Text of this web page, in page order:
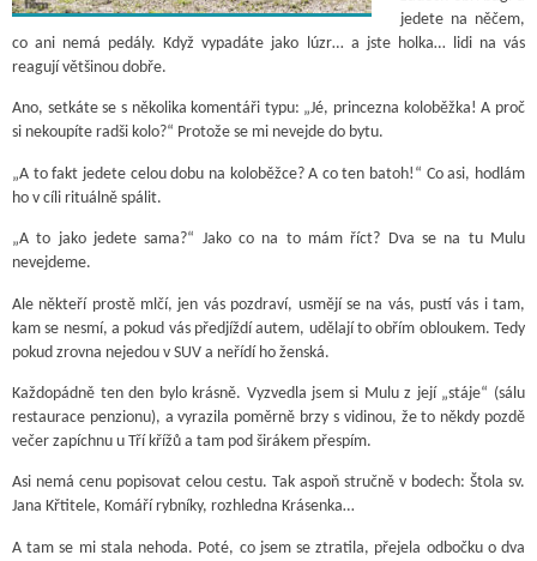
jedete na něčem,
co ani nemá pedály. Když vypadáte jako lúzr… a jste holka… lidi na vás
reagují většinou dobře.
Ano, setkáte se s několika komentáři typu: „Jé, princezna koloběžka! A proč
si nekoupíte radši kolo?“ Protože se mi nevejde do bytu.
„A to fakt jedete celou dobu na koloběžce? A co ten batoh!“ Co asi, hodlám
ho v cíli rituálně spálit.
„A to jako jedete sama?“ Jako co na to mám říct? Dva se na tu Mulu
nevejdeme.
Ale někteří prostě mlčí, jen vás pozdraví, usmějí se na vás, pustí vás i tam,
kam se nesmí, a pokud vás předjíždí autem, udělají to obřím obloukem. Tedy
pokud zrovna nejedou v SUV a neřídí ho ženská.
Každopádně ten den bylo krásně. Vyzvedla jsem si Mulu z její „stáje“ (sálu
restaurace penzionu), a vyrazila poměrně brzy s vidinou, že to někdy pozdě
večer zapíchnu u Tří křížů a tam pod širákem přespím.
Asi nemá cenu popisovat celou cestu. Tak aspoň stručně v bodech: Štola sv.
Jana Křtitele, Komáří rybníky, rozhledna Krásenka…
A tam se mi stala nehoda. Poté, co jsem se ztratila, přejela odbočku o dva